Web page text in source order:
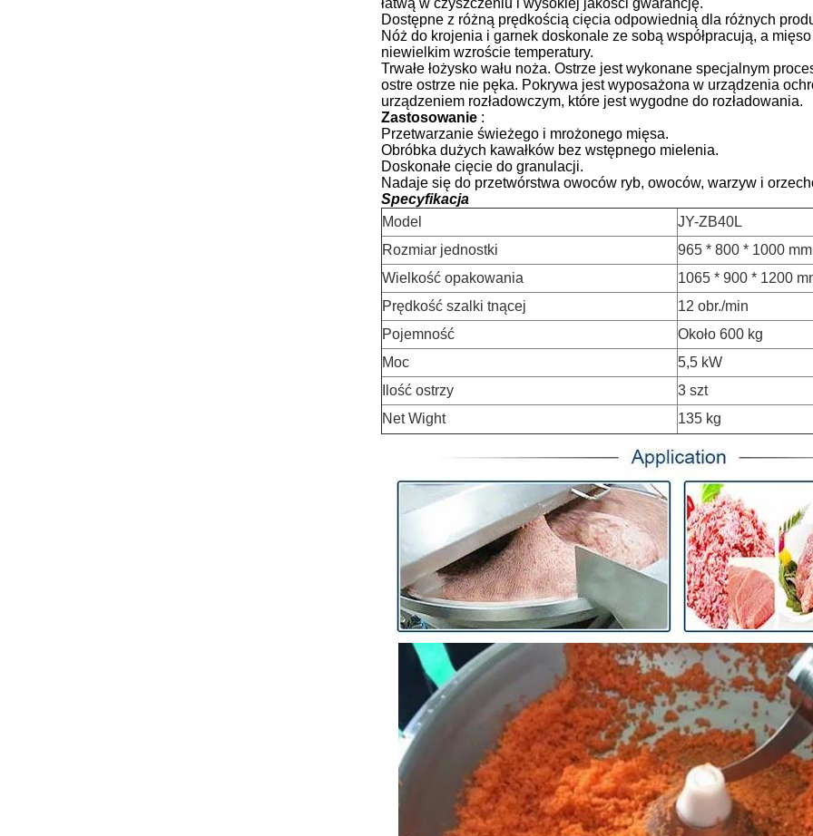
łatwą w czyszczeniu i wysokiej jakości gwarancję.
Dostępne z różną prędkością cięcia odpowiednią dla różnych
Nóż do krojenia i garnek doskonale ze sobą współpracują, a
niewielkim wzroście temperatury.
Trwałe łożysko wału noża. Ostrze jest wykonane specjalnym
ostre ostrze nie pęka. Pokrywa jest wyposażona w urządzenia
urządzeniem rozładowczym, które jest wygodne do rozładowania.
Zastosowanie :
Przetwarzanie świeżego i mrożonego mięsa.
Obróbka dużych kawałków bez wstępnego mielenia.
Doskonałe cięcie do granulacji.
Nadaje się do przetwórstwa owoców ryb, owoców, warzyw i
Specyfikacja
Model
JY-ZB40L
Rozmiar jednostki
965 * 800 * 1000 mm
Wielkość opakowania
1065 * 900 * 1200
Prędkość szalki tnącej
12 obr./min
Pojemność
Około 600 kg
Moc
5,5 kW
Ilość ostrzy
3 szt
Net Wight
135 kg